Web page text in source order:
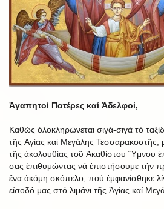
Ἀγαπητοί Πατέρες καί Ἀδελφοί,
Καθώς ὁλοκληρώνεται σιγά-σιγά τό
τῆς Ἁγίας καί Μεγάλης Τεσσαρακοστῆς,
τῆς ἀκολουθίας τοῦ Ἀκαθίστου Ὕμνου
σας ἐπιθυμώντας νά ἐπιστήσουμε τήν
ἕνα ἀκόμη σκόπελο, πού ἐμφανίσθηκε
εἴσοδό μας στό λιμάνι τῆς Ἁγίας καί